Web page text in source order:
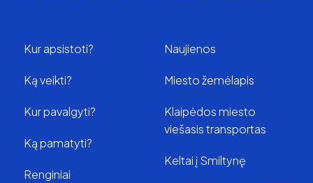
Kur apsistoti?
Ką veikti?
Kur pavalgyti?
Ką pamatyti?
Renginiai
Naujienos
Miesto žemėlapis
Klaipėdos miesto
viešasis transportas
Keltai į Smiltynę